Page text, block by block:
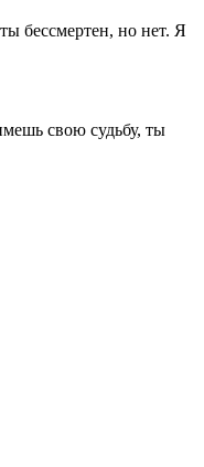
бессмертен, но нет. Я
свою судьбу, ты